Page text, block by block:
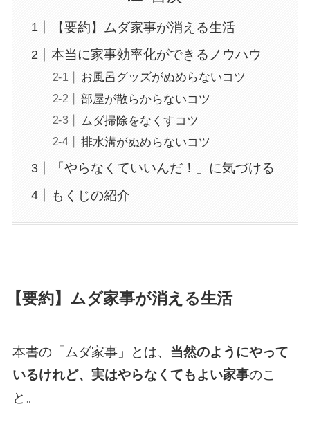
【要約】ムダ家事が消える生活
本当に家事効率化ができるノウハウ
お風呂グッズがぬめらないコツ
部屋が散らからないコツ
ムダ掃除をなくすコツ
排水溝がぬめらないコツ
「やらなくていいんだ！」に気づける
もくじの紹介
【要約】ムダ家事が消える生活
本書の「ムダ家事」とは、 当然のようにやって
いるけれど、実はやらなくてもよい家事のこ
と。